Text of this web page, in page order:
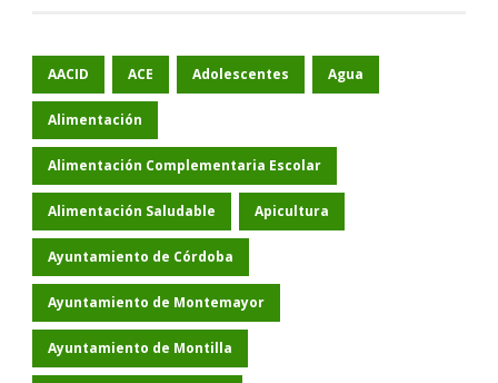
AACID ACE Adolescentes Agua
Alimentación
Alimentación Complementaria Escolar
Alimentación Saludable Apicultura
Ayuntamiento de Córdoba
Ayuntamiento de Montemayor
Ayuntamiento de Montilla